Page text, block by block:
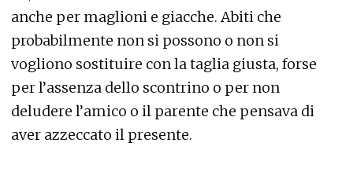
anche per maglioni e giacche. Abiti che
probabilmente non si possono o non si
vogliono sostituire con la taglia giusta, forse
per l’assenza dello scontrino o per non
deludere l’amico o il parente che pensava di
aver azzeccato il presente.